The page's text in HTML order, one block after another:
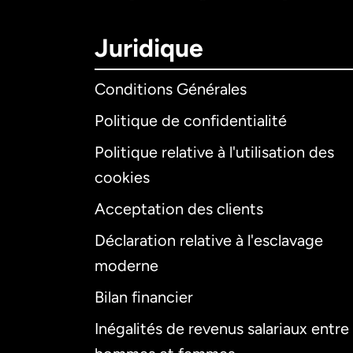
Juridique
Conditions Générales
Politique de confidentialité
Politique relative à l'utilisation des
cookies
Acceptation des clients
Déclaration relative à l'esclavage
moderne
Bilan financier
Inégalités de revenus salariaux entre